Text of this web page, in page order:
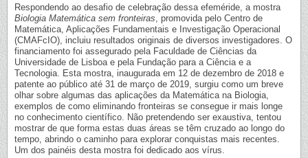
Respondendo ao desafio de celebração dessa efeméride, a mostra
Biologia Matemática sem fronteiras, promovida pelo Centro de
Matemática, Aplicações Fundamentais e Investigação Operacional
(CMAFcIO), incluiu resultados originais de diversos investigadores. O
financiamento foi assegurado pela Faculdade de Ciências da
Universidade de Lisboa e pela Fundação para a Ciência e a
Tecnologia. Esta mostra, inaugurada em 12 de dezembro de 2018 e
patente ao público até 31 de março de 2019, surgiu como um breve
olhar sobre algumas das aplicações da Matemática na Biologia,
exemplos de como eliminando fronteiras se consegue ir mais longe
no conhecimento científico. Não pretendendo ser exaustiva, tentou
mostrar de que forma estas duas áreas se têm cruzado ao longo do
tempo, abrindo o caminho para explorar conquistas mais recentes.
Um dos painéis desta mostra foi dedicado aos vírus.